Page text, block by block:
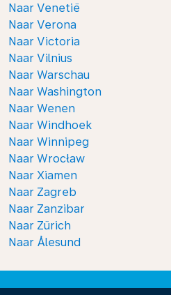
Naar Venetië
Naar Verona
Naar Victoria
Naar Vilnius
Naar Warschau
Naar Washington
Naar Wenen
Naar Windhoek
Naar Winnipeg
Naar Wrocław
Naar Xiamen
Naar Zagreb
Naar Zanzibar
Naar Zürich
Naar Ålesund